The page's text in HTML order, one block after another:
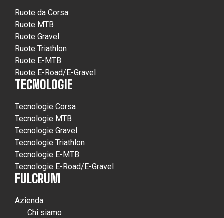
Ruote da Corsa
Ruote MTB
Ruote Gravel
Ruote Triathlon
Ruote E-MTB
Ruote E-Road/E-Gravel
TECNOLOGIE
Tecnologie Corsa
Tecnologie MTB
Tecnologie Gravel
Tecnologie Triathlon
Tecnologie E-MTB
Tecnologie E-Road/E-Gravel
FULCRUM
Azienda
Chi siamo